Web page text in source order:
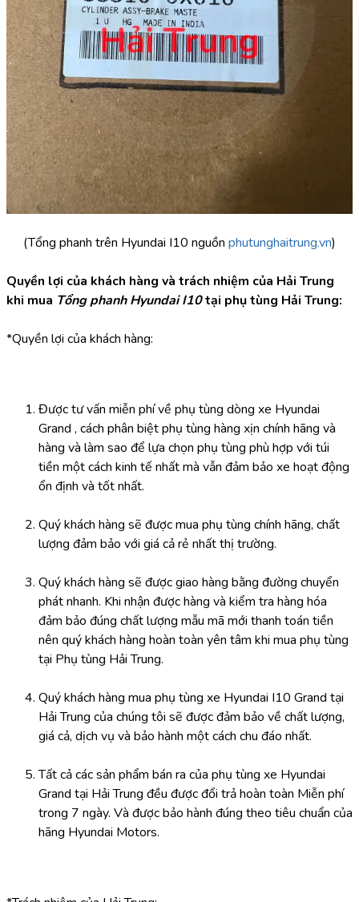
(Tổng phanh trên Hyundai I10 nguồn phutunghaitrung.vn)
Quyền lợi của khách hàng và trách nhiệm của Hải Trung
khi mua Tổng phanh Hyundai I10 tại phụ tùng Hải Trung:
*Quyền lợi của khách hàng:
Được tư vấn miễn phí về phụ tùng dòng xe Hyundai
Grand , cách phân biệt phụ tùng hàng xịn chính hãng và
hàng và làm sao để lựa chọn phụ tùng phù hợp với túi
tiền một cách kinh tế nhất mà vẫn đảm bảo xe hoạt động
ổn định và tốt nhất.
Quý khách hàng sẽ được mua phụ tùng chính hãng, chất
lượng đảm bảo với giá cả rẻ nhất thị trường.
Quý khách hàng sẽ được giao hàng bằng đường chuyển
phát nhanh. Khi nhận được hàng và kiểm tra hàng hóa
đảm bảo đúng chất lượng mẫu mã mới thanh toán tiền
nên quý khách hàng hoàn toàn yên tâm khi mua phụ tùng
tại Phụ tùng Hải Trung.
Quý khách hàng mua phụ tùng xe Hyundai I10 Grand tại
Hải Trung của chúng tôi sẽ được đảm bảo về chất lượng,
giá cả, dịch vụ và bảo hành một cách chu đáo nhất.
Tất cả các sản phẩm bán ra của phụ tùng xe Hyundai
Grand tại Hải Trung đều được đổi trả hoàn toàn Miễn phí
trong 7 ngày. Và được bảo hành đúng theo tiêu chuẩn của
hãng Hyundai Motors.